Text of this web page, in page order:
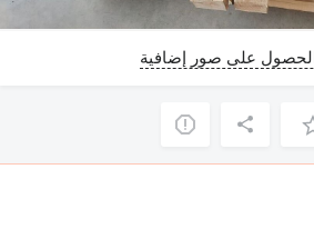
على صور إضافية